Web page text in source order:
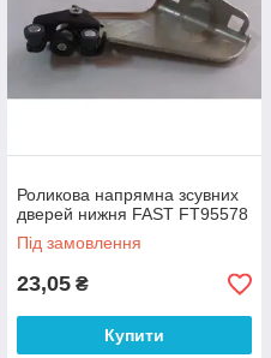
Роликова напрямна зсувних
дверей нижня FAST FT95578
Під замовлення
23,05 ₴
Купити